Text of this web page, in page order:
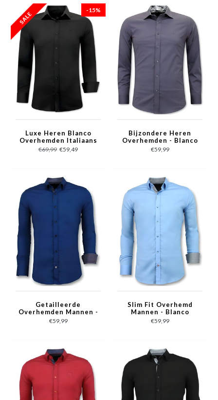
-15%
Luxe Heren Blanco
Overhemden Italiaans
- Slim Fit - 3078 -
Zwart
€69,99 €59,49
Bijzondere Heren
Overhemden - Blanco
Blouse - 3042 - Grijs
€59,99
Getailleerde
Overhemden Mannen -
Blanco Blouse - 3041 -
Blauw
€59,99
Slim Fit Overhemd
Mannen - Blanco
Blouse - 3040 - Licht
Blauw
€59,99